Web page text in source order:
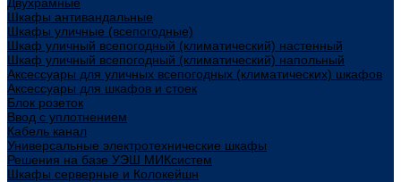
Шкафы антивандальные
Шкафы уличные (всепогодные)
Шкаф уличный всепогодный (климатический) настенный
Шкаф уличный всепогодный (климатический) напольный
Аксессуары для уличных всепогодных (климатических) шкафов
Аксессуары для шкафов и стоек
Блок розеток
Ввод с уплотнением
Кабель канал
Универсальные электротехнические шкафы
Решения на базе УЭШ МИКсистем
Шкафы серверные и Колокейшн